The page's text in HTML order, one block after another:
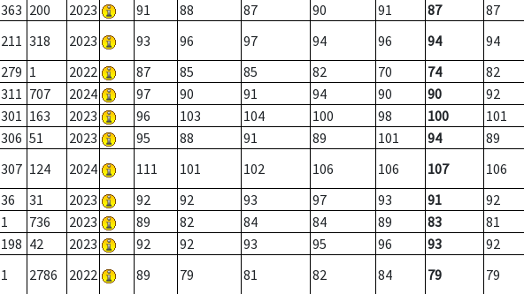
363 200 2023 91 88 87 90 91 87
87
211 318 2023 93 96 97 94 96 94
94
279 1 2022 87 85 85 82 70 74
82
311 707 2024 97 90 91 94 90 90
92
301 163 2023 96 103 104 100 98 100
101
306 51 2023 95 88 91 89 101 94
89
307 124 2024 111 101 102 106 106 107
106
36 31 2023 92 92 93 97 93 91
92
1 736 2023 89 82 84 84 89 83
81
198 42 2023 92 92 93 95 96 93
92
1 2786 2022 89 79 81 82 84 79
79